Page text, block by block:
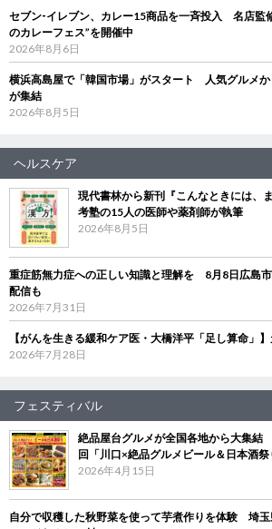
セブン‐イレブン、カレー15商品を一斉投入 名店監
のカレーフェス”を開催中
2026年8月6日
横浜高島屋で「韓国市場」がスタート 人気グルメ
が集結
2026年8月5日
ヘルスケア
現代書林から新刊『こんなときには
考塾の15人の医師や薬剤師が執筆
2026年8月5日
重症筋無力症への正しい知識と理解を 8月8日広島
配信も
2026年7月31日
【がんを生きる緩和ケア医・大橋洋平「足し算命」
2026年7月28日
フェスティバル
絶品屋台グルメが全国各地から大集結
回「川口×絶品グルメビール＆日本酒
2026年4月15日
自分で収穫した秋野菜を使って芋煮作りを体験 埼